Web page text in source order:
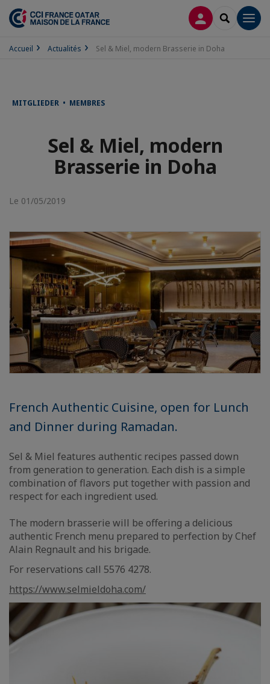
CONNEXION
Accueil Actualités Sel & Miel, modern Brasserie in Doha
MITGLIEDER • MEMBRES
Sel & Miel, modern
Brasserie in Doha
Le 01/05/2019
French Authentic Cuisine, open for Lunch
and Dinner during Ramadan.
Sel & Miel features authentic recipes passed down
from generation to generation. Each dish is a simple
combination of flavors put together with passion and
respect for each ingredient used.
The modern brasserie will be offering a delicious
authentic French menu prepared to perfection by Chef
Alain Regnault and his brigade.
For reservations call 5576 4278.
https://www.selmieldoha.com/